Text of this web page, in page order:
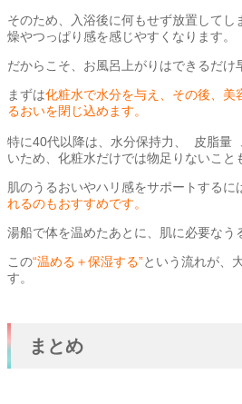
そのため、入浴後に何もせず放置してし
燥やつっぱり感を感じやすくなります。
だからこそ、お風呂上がりはできるだけ
まずは化粧水で水分を与え、その後、美
るおいを閉じ込めます。
特に40代以降は、水分保持力、 皮脂量
いため、化粧水だけでは物足りないこと
肌のうるおいやハリ感をサポートするに
れるのもおすすめです。
湯船で体を温めたあとに、肌に必要なう
この“温める＋保湿する”という流れが、
す。
まとめ